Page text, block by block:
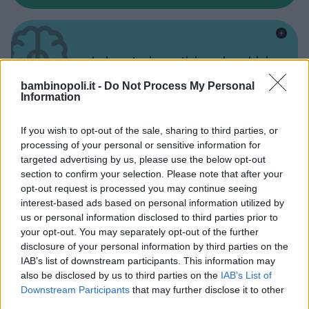
bambinopoli.it - Do Not Process My Personal
Information
If you wish to opt-out of the sale, sharing to third parties, or
processing of your personal or sensitive information for
targeted advertising by us, please use the below opt-out
section to confirm your selection. Please note that after your
opt-out request is processed you may continue seeing
interest-based ads based on personal information utilized by
us or personal information disclosed to third parties prior to
your opt-out. You may separately opt-out of the further
disclosure of your personal information by third parties on the
IAB’s list of downstream participants. This information may
also be disclosed by us to third parties on the IAB’s List of
Downstream Participants that may further disclose it to other
Laboratori creativi per bambini
Asili Nido
Feste